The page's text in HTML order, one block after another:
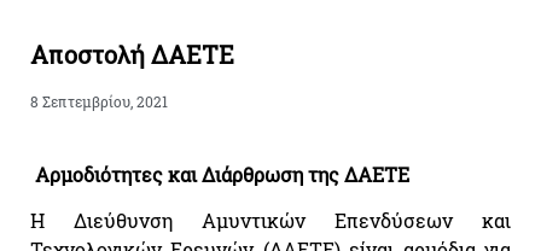
Αποστολή ΔΑΕΤΕ
8 Σεπτεμβρίου, 2021
Αρμοδιότητες και Διάρθρωση της ΔΑΕΤΕ
Η Διεύθυνση Αμυντικών Επενδύσεων και